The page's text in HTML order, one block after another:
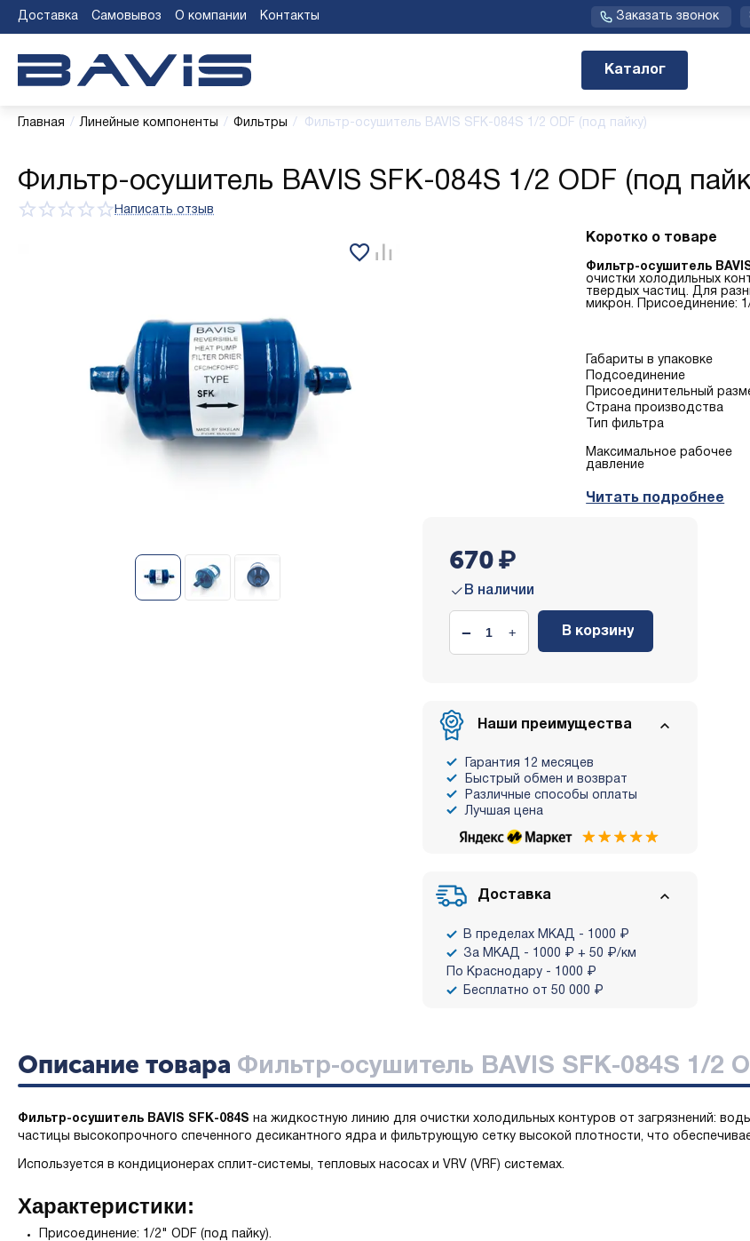
Доставка Самовывоз О компании Контакты Заказать звонок
Каталог
Главная / Линейные компоненты / Фильтры / Фильтр-осушитель BAVIS SFK-084S 1/2 ODF (под пайку)
Фильтр-осушитель BAVIS SFK-084S 1/2 ODF (под
Написать отзыв
Коротко о товаре
Фильтр-осушитель
очистки холодильных
твердых частиц. Для
микрон. Присоединение:
Габариты в упаковке
Подсоединение
Присоединительный
Страна производства
Тип фильтра
Mаксимальное рабочее
давление
Читать подробнее
670₽
В наличии
+
− В корзину
Наши преимущества
Гарантия 12 месяцев
Быстрый обмен и возврат
Различные способы оплаты
Лучшая цена
Доставка
В пределах МКАД - 1000 ₽
За МКАД - 1000 ₽ + 50 ₽/км
По Краснодару - 1000 ₽
Бесплатно от 50 000 ₽
Описание товара Фильтр-осушитель BAVIS SFK-084S 1/2
Фильтр-осушитель BAVIS SFK-084S на жидкостную линию для очистки холодильных контуров от загрязнений:
частицы высокопрочного спеченного десикантного ядра и фильтрующую сетку высокой плотности, что
Используется в кондиционерах сплит-системы, тепловых насосах и VRV (VRF) системах.
Характеристики:
Присоединение: 1/2" ODF (под пайку).